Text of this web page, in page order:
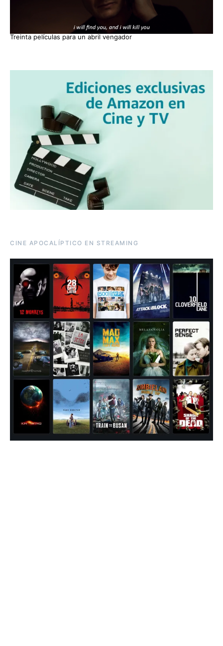
Treinta películas para un abril vengador
CINE APOCALÍPTICO EN STREAMING